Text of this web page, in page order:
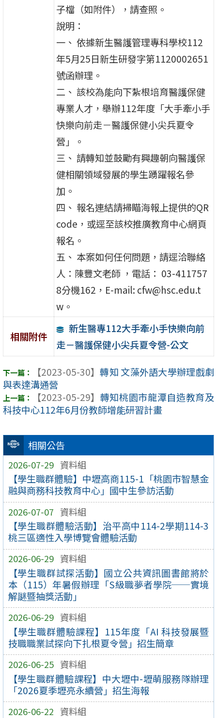
相關公告
2026-07-29 資料組
【學生職群體驗】中壢高商115-1「桃園市智慧金
融與商務科技教育中心」國中生參訪活動
2026-07-07 資料組
【學生職群體驗活動】治平高中114-2學期114-3
桃三區適性入學博覽會體驗活動
2026-06-29 資料組
【學生職群試探活動】國立公共資訊圖書館將於
本（115）年暑假辦理「S級職夢者學院──實境
解謎暨抽獎活動」
2026-06-29 資料組
【學生職群體驗課程】115年度「AI 科技發展暨
技職職業試探向下扎根夏令營」招生簡章
2026-06-25 資料組
【學生職群體驗課程】中大壢中-壢萌服務隊辦理
「2026夏季壢亮永續營」招生海報
2026-06-22 資料組
子檔（如附件），請查照。
說明：
一、 依據新生醫護管理專科學校112
年5月25日新生研發字第1120002651
號函辦理。
二、 該校為能向下紮根培育醫護保健
專業人才，舉辦112年度「大手牽小手
快樂向前走－醫護保健小尖兵夏令
營」。
三、 請轉知並鼓勵有興趣朝向醫護保
健相關領域發展的學生踴躍報名參
加。
四、 報名連結請掃瞄海報上提供的QR
code，或逕至該校推廣教育中心網頁
報名。
五、 本案如何任何問題，請逕洽聯絡
人：陳豐文老師 ，電話： 03-411757
8分機162，E-mail: cfw@hsc.edu.t
w。
相關附件
新生醫專112大手牽小手快樂向前
走－醫護保健小尖兵夏令營-公文
【2023-05-30】 轉知 文藻外語大學辦理戲劇
與表達溝通營
【2023-05-29】 轉知桃園市龍潭自造教育及
科技中心112年6月份教師增能研習計畫